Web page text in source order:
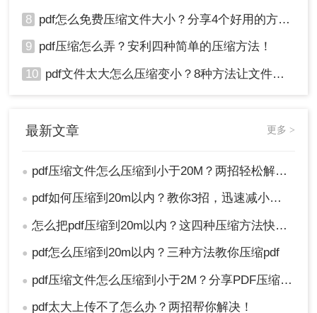
8 pdf怎么免费压缩文件大小？分享4个好用的方法，简单又快捷！
9 pdf压缩怎么弄？安利四种简单的压缩方法！
10 pdf文件太大怎么压缩变小？8种方法让文件轻松"瘦身"！
最新文章 更多 >
● pdf压缩文件怎么压缩到小于20M？两招轻松解决！
● pdf如何压缩到20m以内？教你3招，迅速减小文件体积！
● 怎么把pdf压缩到20m以内？这四种压缩方法快来学~
● pdf怎么压缩到20m以内？三种方法教你压缩pdf
● pdf压缩文件怎么压缩到小于2M？分享PDF压缩到指定大小的方法！
● pdf太大上传不了怎么办？两招帮你解决！